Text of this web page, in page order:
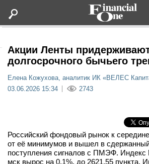
Статьи
Мероприятия
Акции Ленты
долгосрочного бычьего
Елена Кожухова, аналитик ИК «ВЕЛЕС
03.06.2026 15:34
2743
Российский фондовый рынок к
от её минимумов и вышел в
поступления сигналов с ПМЭФ. Индекс
мск вырос на 0,1%, до 2621,55 пункта.